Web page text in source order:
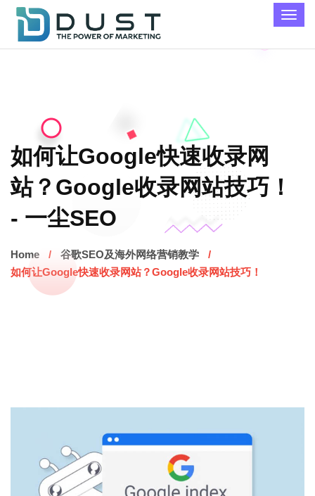
如何让Google快速收录网
站？Google收录网站技巧！
- 一尘SEO
Home
谷歌SEO及海外网络营销教学
如何让Google快速收录网站？Google收录网站技巧！